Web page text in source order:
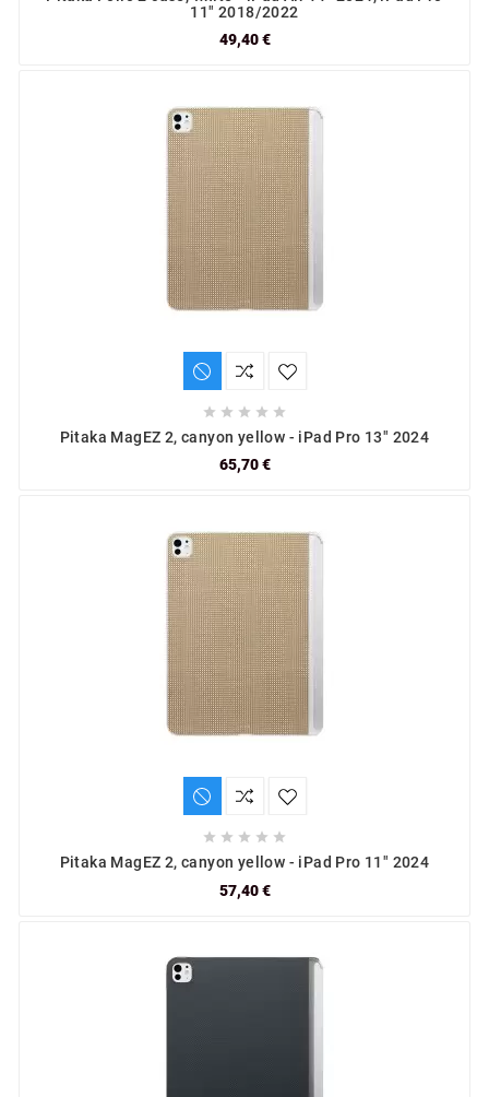
11" 2018/2022
49,40 €
    
Pitaka MagEZ 2, canyon yellow - iPad Pro 13" 2024
65,70 €
    
Pitaka MagEZ 2, canyon yellow - iPad Pro 11" 2024
57,40 €